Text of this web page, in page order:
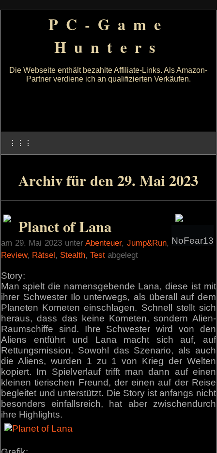
PC-Game
Hunters
Die Webseite enthält bezahlte Affiliate-Links. Als Amazon-
Partner verdiene ich an qualifizierten Verkäufen.
⋮⋮⋮
Archiv für den 29. Mai 2023
NoFear13
Planet of Lana
am 29. Mai 2023 unterAbenteuer, Jump&Run,
Review, Rätsel, Stealth,Test abgelegt
Story:
Man spielt die namensgebende Lana, diese ist mit
ihrer Schwester Ilo unterwegs, als überall auf dem
Planeten Kometen einschlagen. Schnell stellt sich
heraus, dass das keine Kometen, sondern Alien-
Raumschiffe sind. Ihre Schwester wird von den
Aliens entführt und Lana macht sich auf, auf
Rettungsmission. Sowohl das Szenario, als auch
die Aliens, wurden 1 zu 1 von Krieg der Welten
kopiert. Im Spielverlauf trifft man dann auf einen
kleinen tierischen Freund, der einen auf der Reise
begleitet und unterstützt. Die Story ist anfangs nicht
besonders einfallsreich, hat aber zwischendurch
ihre Highlights.